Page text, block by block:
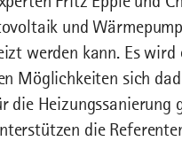
und
werden kann. Es
Möglichkeiten sich
die
die